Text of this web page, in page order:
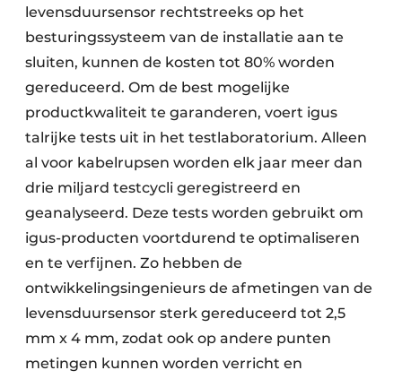
levensduursensor rechtstreeks op het
besturingssysteem van de installatie aan te
sluiten, kunnen de kosten tot 80% worden
gereduceerd. Om de best mogelijke
productkwaliteit te garanderen, voert igus
talrijke tests uit in het testlaboratorium. Alleen
al voor kabelrupsen worden elk jaar meer dan
drie miljard testcycli geregistreerd en
geanalyseerd. Deze tests worden gebruikt om
igus-producten voortdurend te optimaliseren
en te verfijnen. Zo hebben de
ontwikkelingsingenieurs de afmetingen van de
levensduursensor sterk gereduceerd tot 2,5
mm x 4 mm, zodat ook op andere punten
metingen kunnen worden verricht en